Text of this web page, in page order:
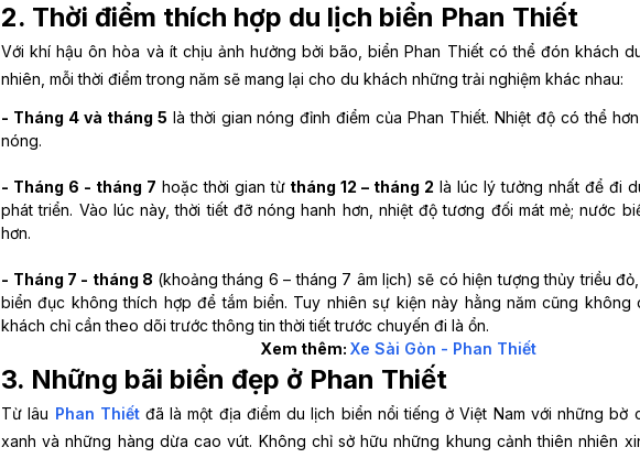
2. Thời điểm thích hợp du lịch biển Phan Thiết
Với khí hậu ôn hòa và ít chịu ảnh hưởng bởi bão, biển Phan Thiết có thể đón khách
nhiên, mỗi thời điểm trong năm sẽ mang lại cho du khách những trải nghiệm khác nhau:
- Tháng 4 và tháng 5 là thời gian nóng đỉnh điểm của Phan Thiết. Nhiệt độ có thể
nóng.
- Tháng 6 - tháng 7 hoặc thời gian từ tháng 12 – tháng 2 là lúc lý tưởng nhất để đi
phát triển. Vào lúc này, thời tiết đỡ nóng hanh hơn, nhiệt độ tương đối mát mẻ; nước
hơn.
- Tháng 7 - tháng 8 (khoảng tháng 6 – tháng 7 âm lịch) sẽ có hiện tượng thủy triều
biển đục không thích hợp để tắm biển. Tuy nhiên sự kiện này hằng năm cũng không
khách chỉ cần theo dõi trước thông tin thời tiết trước chuyến đi là ổn.
Xem thêm:Xe Sài Gòn - Phan Thiết
3. Những bãi biển đẹp ở Phan Thiết
Từ lâu Phan Thiếtđã là một địa điểm du lịch biển nổi tiếng ở Việt Nam với những bờ
xanh và những hàng dừa cao vút. Không chỉ sở hữu những khung cảnh thiên nhiên